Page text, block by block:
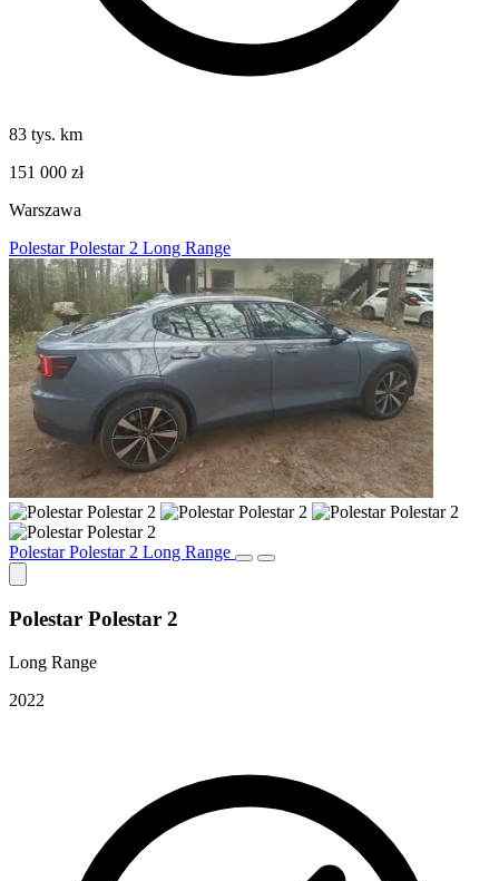
83 tys. km
151 000 zł
Warszawa
Polestar Polestar 2 Long Range
Polestar Polestar 2 Long Range
Polestar Polestar 2
Long Range
2022